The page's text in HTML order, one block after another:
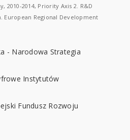
2010-2014, Priority Axis 2. R&D
European Regional Development